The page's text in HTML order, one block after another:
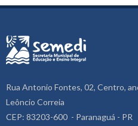
Rua Antonio Fontes, 02, Centro,
Leôncio Correia
CEP: 83203-600 - Paranaguá - PR